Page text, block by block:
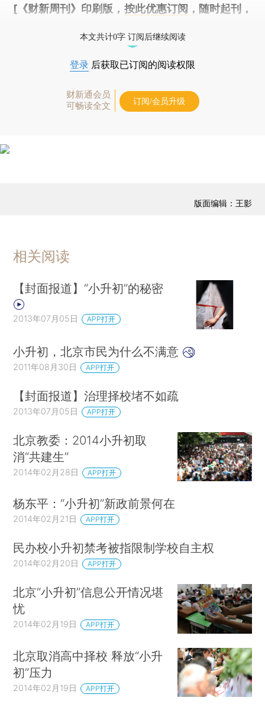
[《财新周刊》印刷版， 按此优惠订阅 ，随时起刊，
本文共计0字 订阅后继续阅读
登录 后获取已订阅的阅读权限
财新通会员
可畅读全文
订阅/会员升级
版面编辑：王影
相关阅读
【封面报道】“小升初”的秘密
2013年07月05日 APP打开
小升初，北京市民为什么不满意
2011年08月30日 APP打开
【封面报道】治理择校堵不如疏
2013年07月05日 APP打开
北京教委：2014小升初取
消“共建生”
2014年02月28日 APP打开
杨东平：“小升初”新政前景何在
2014年02月21日 APP打开
民办校小升初禁考被指限制学校自主权
2014年02月20日 APP打开
北京“小升初”信息公开情况堪
忧
2014年02月19日 APP打开
北京取消高中择校 释放“小升
初”压力
2014年02月19日 APP打开